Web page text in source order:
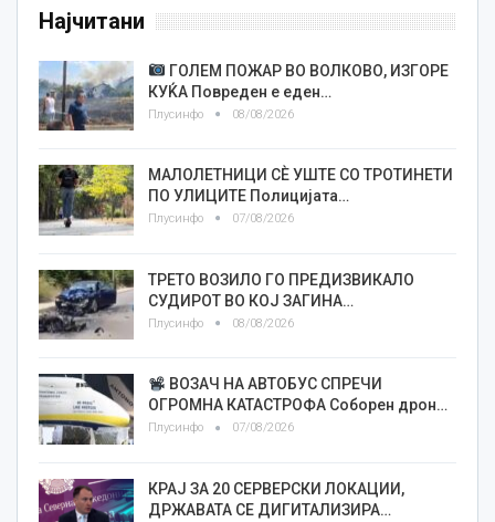
Најчитани
ГОЛЕМ ПОЖАР ВО ВОЛКОВО, ИЗГОРЕ
КУЌА Повреден е еден…
Плусинфо 08/08/2026
МАЛОЛЕТНИЦИ СÈ УШТЕ СО ТРОТИНЕТИ
ПО УЛИЦИТЕ Полицијата…
Плусинфо 07/08/2026
ТРЕТО ВОЗИЛО ГО ПРЕДИЗВИКАЛО
СУДИРОТ ВО КОЈ ЗАГИНА…
Плусинфо 08/08/2026
ВОЗАЧ НА АВТОБУС СПРЕЧИ
ОГРОМНА КАТАСТРОФА Соборен дрон…
Плусинфо 07/08/2026
КРАЈ ЗА 20 СЕРВЕРСКИ ЛОКАЦИИ,
ДРЖАВАТА СЕ ДИГИТАЛИЗИРА…